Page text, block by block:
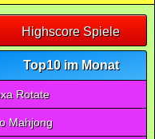
Highscore Spiele
Top10 im Monat
Rotate
Mahjong